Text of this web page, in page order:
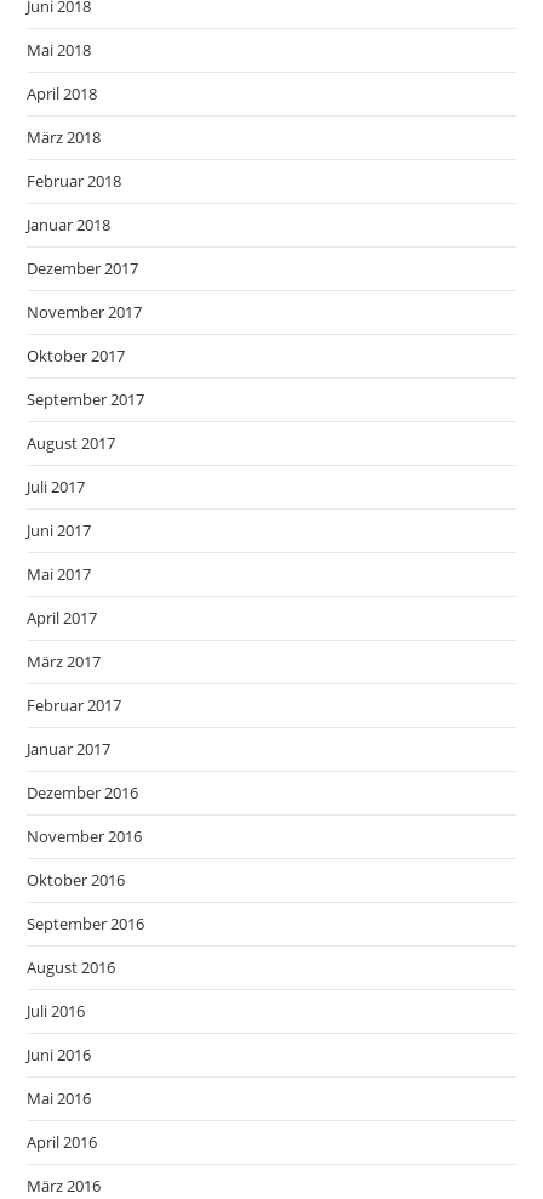
Juni 2018
Mai 2018
April 2018
März 2018
Februar 2018
Januar 2018
Dezember 2017
November 2017
Oktober 2017
September 2017
August 2017
Juli 2017
Juni 2017
Mai 2017
April 2017
März 2017
Februar 2017
Januar 2017
Dezember 2016
November 2016
Oktober 2016
September 2016
August 2016
Juli 2016
Juni 2016
Mai 2016
April 2016
März 2016